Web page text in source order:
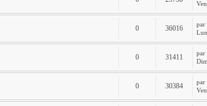
0 36016 par
0 31411 par
0 30384 par